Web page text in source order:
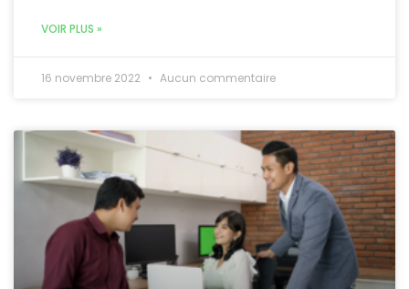
VOIR PLUS »
16 novembre 2022 Aucun commentaire